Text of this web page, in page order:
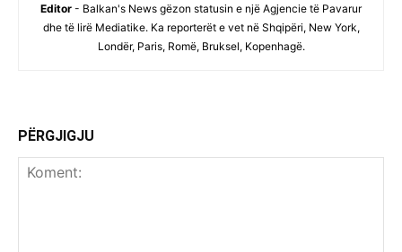
Editor - Balkan's News gëzon statusin e një Agjencie të Pavarur
dhe të lirë Mediatike. Ka reporterët e vet në Shqipëri, New York,
Londër, Paris, Romë, Bruksel, Kopenhagë.
PËRGJIGJU